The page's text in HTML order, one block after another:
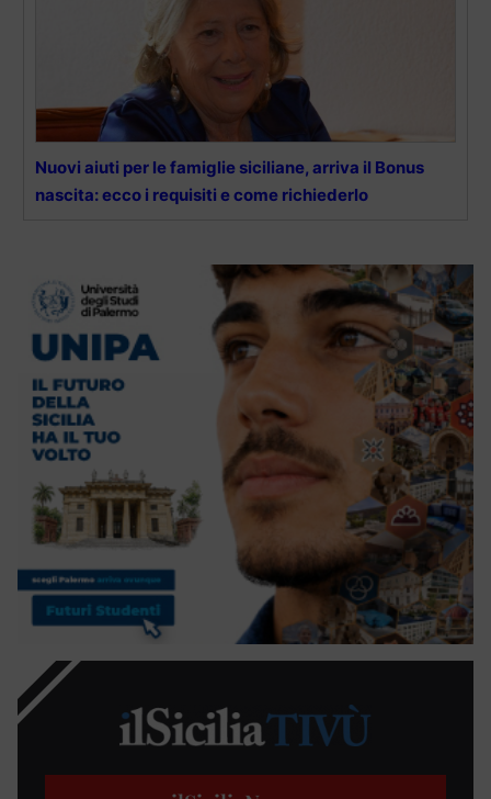
Nuovi aiuti per le famiglie siciliane, arriva il Bonus
nascita: ecco i requisiti e come richiederlo